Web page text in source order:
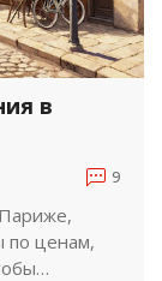
в
9
по ценам,